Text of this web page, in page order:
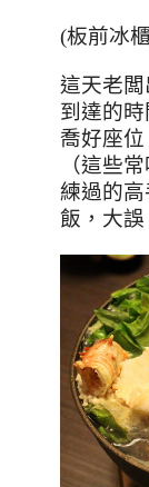
(板前冰
這天老
到達的
喬好座
（這些
練過的
飯，大誤